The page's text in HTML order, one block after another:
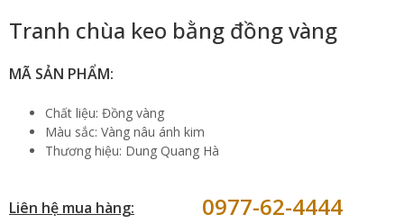
Tranh chùa keo bằng đồng vàng
MÃ SẢN PHẨM:
Chất liệu: Đồng vàng
Màu sắc: Vàng nâu ánh kim
Thương hiệu: Dung Quang Hà
Liên hệ mua hàng: 0977-62-4444